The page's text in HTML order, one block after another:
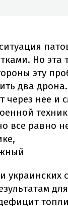
Но
эту
два
через нее и
все равно
украинских